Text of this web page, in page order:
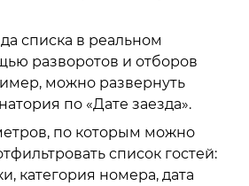
списка в реальном
разворотов и отборов
можно развернуть
по «Дате заезда».
по которым можно
список гостей:
категория номера, дата